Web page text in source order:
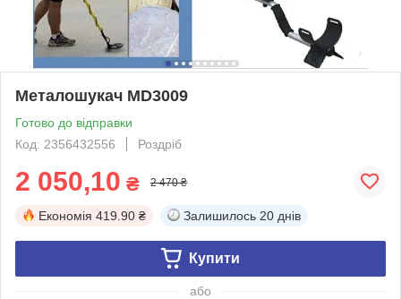
Металошукач MD3009
Готово до відправки
Код: 2356432556
Роздріб
2 050,10 ₴ 2 470 ₴
Економія 419.90 ₴ Залишилось 20 днів
Купити
або